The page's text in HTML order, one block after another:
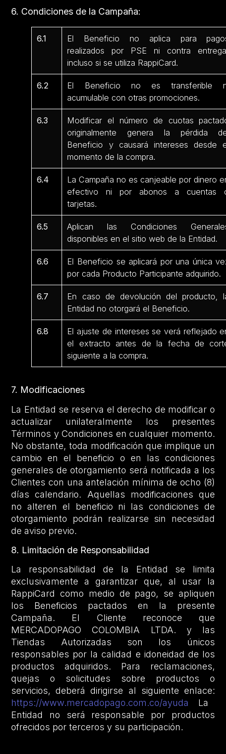
6. Condiciones de la Campaña:
6.1
El Beneficio no aplica para
realizados por PSE ni contra
incluso si se utiliza RappiCard.
6.2
El Beneficio no es transferible
acumulable con otras promociones.
6.3
Modificar el número de cuotas
originalmente genera la pérdida
Beneficio y causará intereses desde
momento de la compra.
6.4
La Campaña no es canjeable por dinero
efectivo ni por abonos a cuentas
tarjetas.
6.5
Aplican las Condiciones
disponibles en el sitio web de la Entidad.
6.6
El Beneficio se aplicará por una única
por cada Producto Participante adquirido.
6.7
En caso de devolución del producto,
Entidad no otorgará el Beneficio.
6.8
El ajuste de intereses se verá reflejado
el extracto antes de la fecha de
siguiente a la compra.
7. Modificaciones
La Entidad se reserva el derecho de modificar o
actualizar unilateralmente los presentes
Términos y Condiciones en cualquier momento.
No obstante, toda modificación que implique un
cambio en el beneficio o en las condiciones
generales de otorgamiento será notificada a los
Clientes con una antelación mínima de ocho (8)
días calendario. Aquellas modificaciones que
no alteren el beneficio ni las condiciones de
otorgamiento podrán realizarse sin necesidad
de aviso previo.
8. Limitación de Responsabilidad
La responsabilidad de la Entidad se limita
exclusivamente a garantizar que, al usar la
RappiCard como medio de pago, se apliquen
los Beneficios pactados en la presente
Campaña. El Cliente reconoce que
MERCADOPAGO COLOMBIA LTDA. y las
Tiendas Autorizadas son los únicos
responsables por la calidad e idoneidad de los
productos adquiridos. Para reclamaciones,
quejas o solicitudes sobre productos o
servicios, deberá dirigirse al siguiente enlace:
https://www.mercadopago.com.co/ayuda
La
Entidad no será responsable por productos
ofrecidos por terceros y su participación.